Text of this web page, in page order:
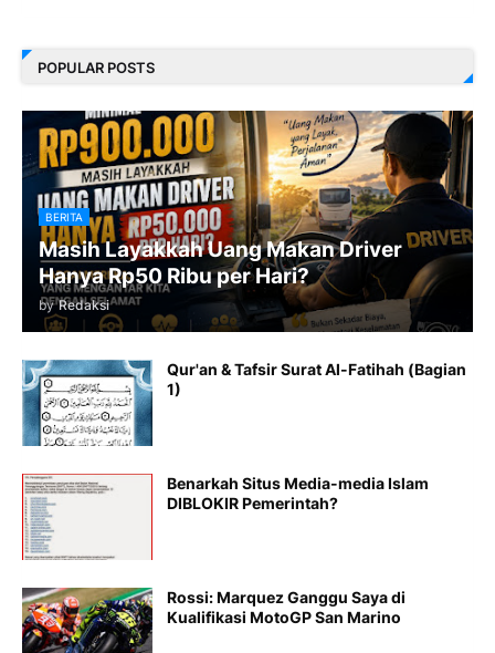
POPULAR POSTS
BERITA
Masih Layakkah Uang Makan Driver
Hanya Rp50 Ribu per Hari?
by Redaksi
Qur'an & Tafsir Surat Al-Fatihah (Bagian
1)
Benarkah Situs Media-media Islam
DIBLOKIR Pemerintah?
Rossi: Marquez Ganggu Saya di
Kualifikasi MotoGP San Marino